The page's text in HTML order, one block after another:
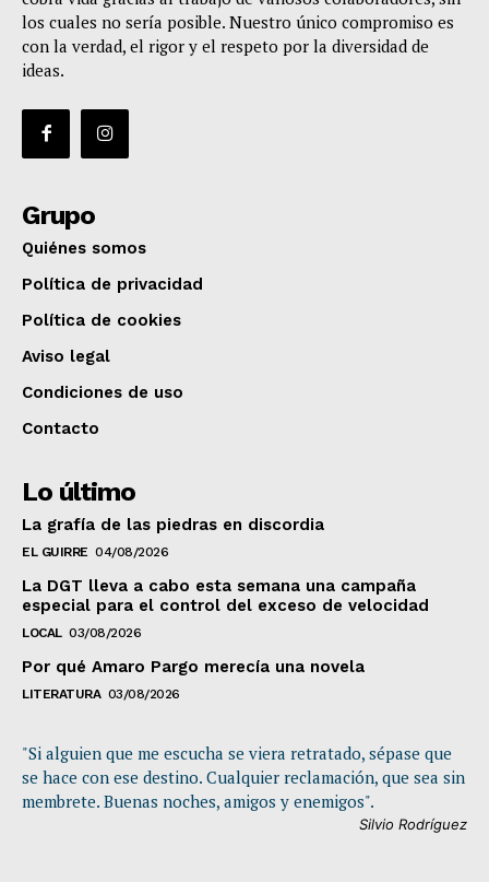
los cuales no sería posible. Nuestro único compromiso es
con la verdad, el rigor y el respeto por la diversidad de
ideas.
Grupo
Quiénes somos
Política de privacidad
Política de cookies
Aviso legal
Condiciones de uso
Contacto
Lo último
La grafía de las piedras en discordia
EL GUIRRE 04/08/2026
La DGT lleva a cabo esta semana una campaña
especial para el control del exceso de velocidad
LOCAL 03/08/2026
Por qué Amaro Pargo merecía una novela
LITERATURA 03/08/2026
"Si alguien que me escucha se viera retratado, sépase que
se hace con ese destino. Cualquier reclamación, que sea sin
membrete. Buenas noches, amigos y enemigos".
Silvio Rodríguez